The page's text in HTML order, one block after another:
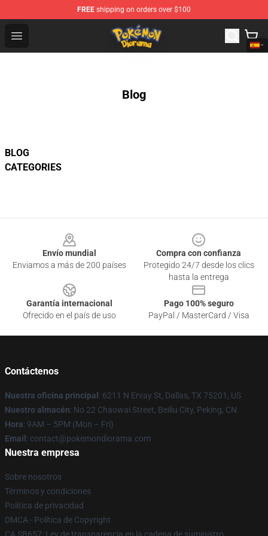
FREE shipping on orders over $100
Open menu
Pokemon Diorama Shop - The Best Store of Pokemon
Blog
BLOG
CATEGORIES
Envío mundial
Enviamos a más de 200 países
Compra con confianza
Protegido 24/7 desde los clics
hasta la entrega
Garantía internacional
Ofrecido en el país de uso
Pago 100% seguro
PayPal / MasterCard / Visa
Contáctenos
Nuestra oficina principal : 6211 N Ervay St, Dallas, TX 75201, US
Nuestro almacén: No 22 Chaowai Street, Beiliu City, Peking, CN
Hora: 9AM – 5PM (Mon – Fri)
Email : contact@pokemondiorama.com
Nuestra empresa
Sobre nosotros
Términos y condiciones
Política de privacidad
DMCA - Política de Copyright